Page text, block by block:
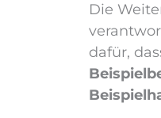
Die
dafür,